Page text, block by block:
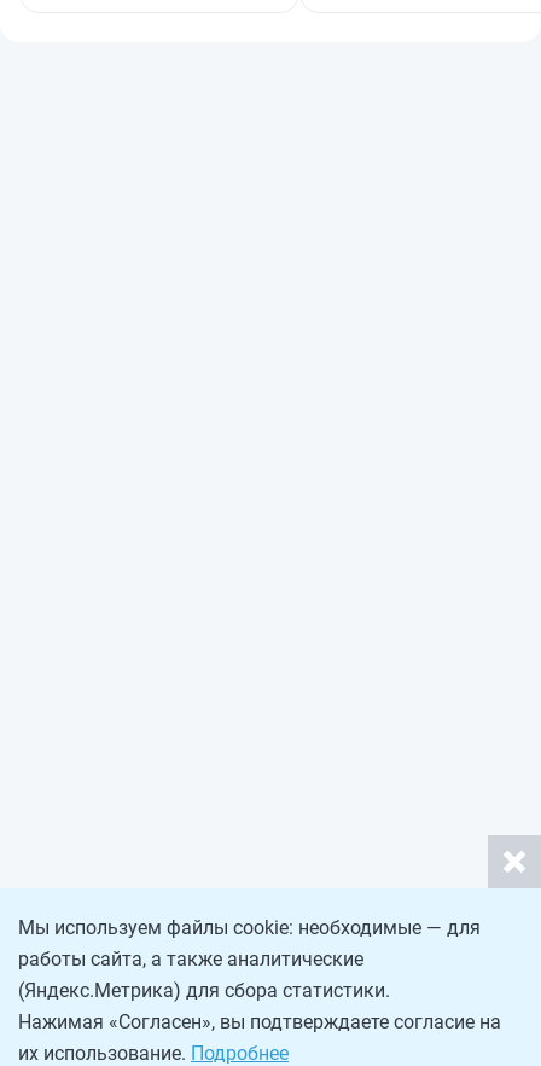
Мы используем файлы cookie: необходимые — для
работы сайта, а также аналитические
(Яндекс.Метрика) для сбора статистики.
Нажимая «Согласен», вы подтверждаете согласие на
их использование. Подробнее